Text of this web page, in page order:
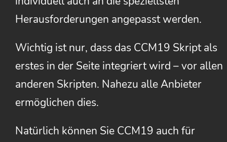
Herausforderungen angepasst werden.
Wichtig ist nur, dass das CCM19 Skript als
erstes in der Seite integriert wird – vor allen
anderen Skripten. Nahezu alle Anbieter
ermöglichen dies.
Natürlich können Sie CCM19 auch für